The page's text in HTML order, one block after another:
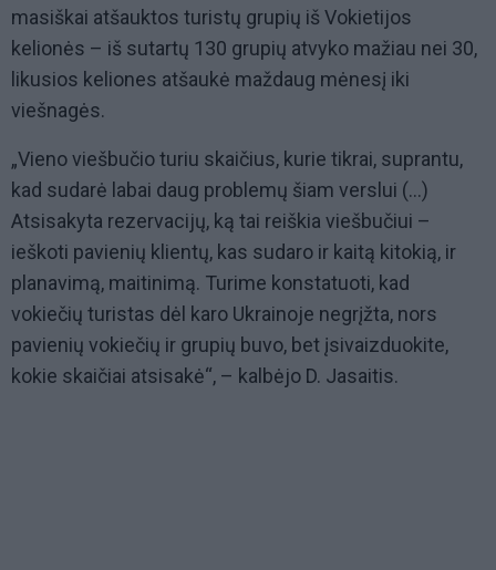
masiškai atšauktos turistų grupių iš Vokietijos
kelionės – iš sutartų 130 grupių atvyko mažiau nei 30,
likusios keliones atšaukė maždaug mėnesį iki
viešnagės.
„Vieno viešbučio turiu skaičius, kurie tikrai, suprantu,
kad sudarė labai daug problemų šiam verslui (...)
Atsisakyta rezervacijų, ką tai reiškia viešbučiui –
ieškoti pavienių klientų, kas sudaro ir kaitą kitokią, ir
planavimą, maitinimą. Turime konstatuoti, kad
vokiečių turistas dėl karo Ukrainoje negrįžta, nors
pavienių vokiečių ir grupių buvo, bet įsivaizduokite,
kokie skaičiai atsisakė“, – kalbėjo D. Jasaitis.